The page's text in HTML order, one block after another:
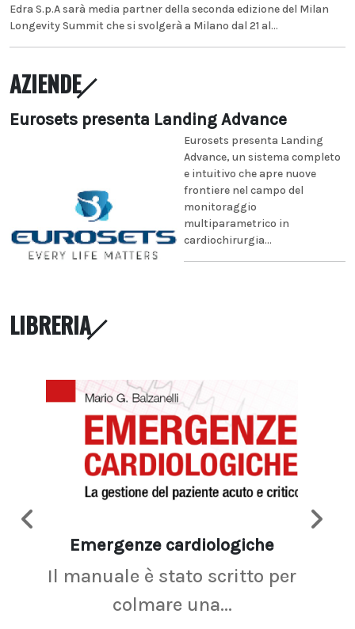
Edra S.p.A sarà media partner della seconda edizione del Milan
Longevity Summit che si svolgerà a Milano dal 21 al...
AZIENDE
Eurosets presenta Landing Advance
Eurosets presenta Landing
Advance, un sistema completo
e intuitivo che apre nuove
frontiere nel campo del
monitoraggio
multiparametrico in
cardiochirurgia...
LIBRERIA
Emergenze cardiologiche
Il manuale è stato scritto per
colmare una...